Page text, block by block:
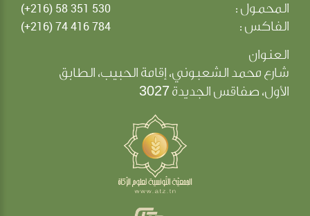
المحمول :
(+216) 58 351 530
الفاكس :
(+216) 74 416 784
العنوان
شارع محمد الشعبوني، إقامة الحبيب، الطابق
الأول، صفاقس الجديدة 3027